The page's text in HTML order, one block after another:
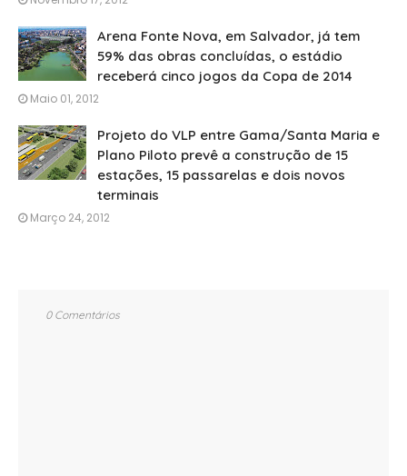
Arena Fonte Nova, em Salvador, já tem
59% das obras concluídas, o estádio
receberá cinco jogos da Copa de 2014
Maio 01, 2012
Projeto do VLP entre Gama/Santa Maria e
Plano Piloto prevê a construção de 15
estações, 15 passarelas e dois novos
terminais
Março 24, 2012
0 Comentários